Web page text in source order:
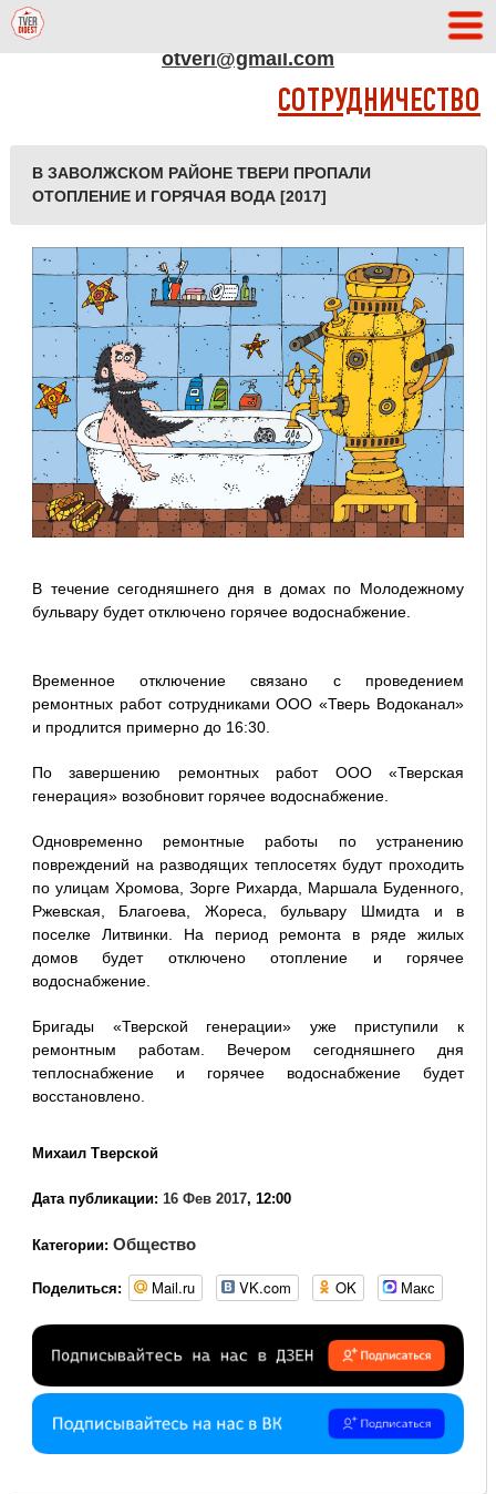
otveri@gmail.com
СОТРУДНИЧЕСТВО
В ЗАВОЛЖСКОМ РАЙОНЕ ТВЕРИ ПРОПАЛИ
ОТОПЛЕНИЕ И ГОРЯЧАЯ ВОДА [2017]
В течение сегодняшнего дня в домах по Молодежному
бульвару будет отключено горячее водоснабжение.
Временное отключение связано с проведением
ремонтных работ сотрудниками ООО «Тверь Водоканал»
и продлится примерно до 16:30.
По завершению ремонтных работ ООО «Тверская
генерация» возобновит горячее водоснабжение.
Одновременно ремонтные работы по устранению
повреждений на разводящих теплосетях будут проходить
по улицам Хромова, Зорге Рихарда, Маршала Буденного,
Ржевская, Благоева, Жореса, бульвару Шмидта и в
поселке Литвинки. На период ремонта в ряде жилых
домов будет отключено отопление и горячее
водоснабжение.
Бригады «Тверской генерации» уже приступили к
ремонтным работам. Вечером сегодняшнего дня
теплоснабжение и горячее водоснабжение будет
восстановлено.
Михаил Тверской
Дата публикации: 16 Фев 2017, 12:00
Категории: Общество
Поделиться: Mail.ru VK.com OK Макс